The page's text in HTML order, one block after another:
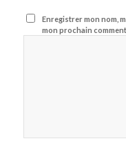
Enregistrer mon nom,
mon prochain